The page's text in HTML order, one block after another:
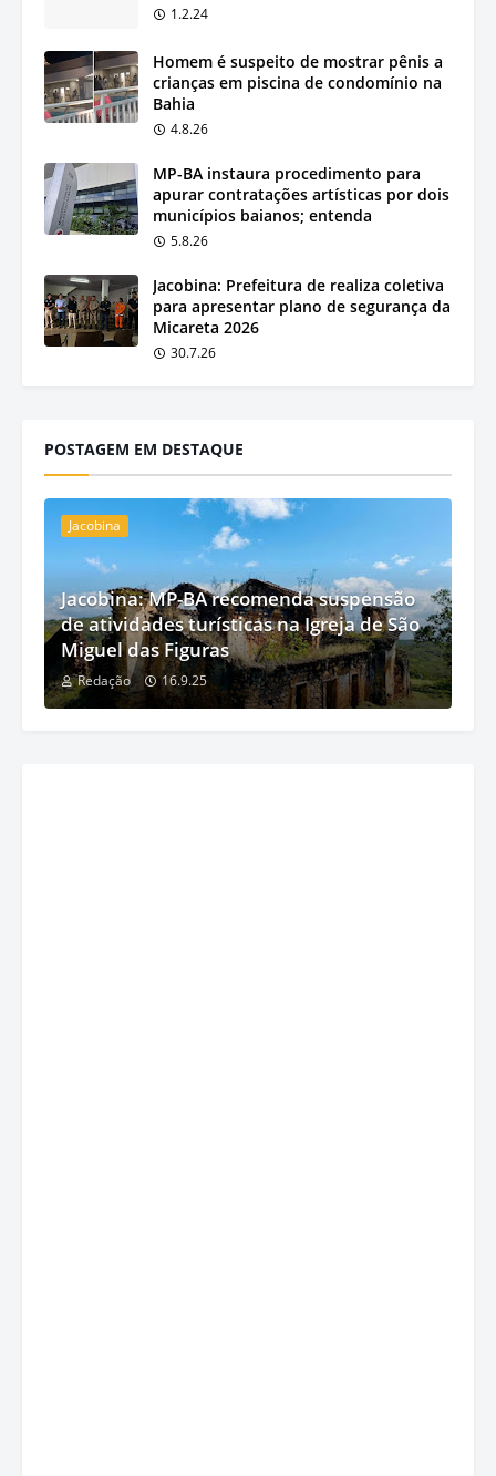
1.2.24
Homem é suspeito de mostrar pênis a
crianças em piscina de condomínio na
Bahia
4.8.26
MP-BA instaura procedimento para
apurar contratações artísticas por dois
municípios baianos; entenda
5.8.26
Jacobina: Prefeitura de realiza coletiva
para apresentar plano de segurança da
Micareta 2026
30.7.26
POSTAGEM EM DESTAQUE
Jacobina
Jacobina: MP-BA recomenda suspensão
de atividades turísticas na Igreja de São
Miguel das Figuras
Redação 16.9.25